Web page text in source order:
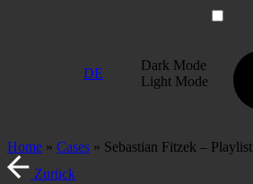
DE
Dark Mode
Light Mode
Home » Cases » Sebastian Fitzek – Playlist
Zurück